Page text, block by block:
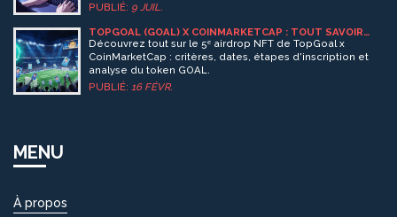
PUBLIÉ: 9 JUIL.
TOPGOAL (GOAL) X COINMARKETCAP : TOUT SAVOIR
SUR LE 5ᵉ AIRDROP NFT
Découvrez tout sur le 5ᵉ airdrop NFT de TopGoal x
CoinMarketCap : critères, dates, étapes d'inscription et
analyse du token GOAL.
PUBLIÉ: 16 FÉVR.
MENU
À propos